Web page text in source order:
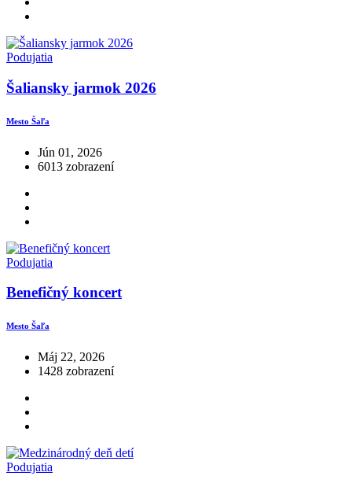
Podujatia
Šaliansky jarmok 2026
Mesto Šaľa
Jún 01, 2026
6013 zobrazení
Podujatia
Benefičný koncert
Mesto Šaľa
Máj 22, 2026
1428 zobrazení
Podujatia